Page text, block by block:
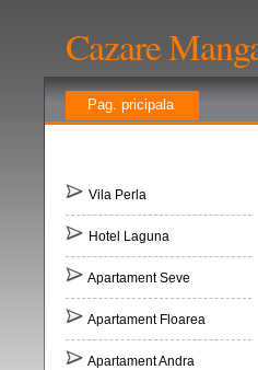
Cazare
Pag. pricipala
Vila Perla
Hotel Laguna
Apartament Seve
Apartament Floarea
Apartament Andra